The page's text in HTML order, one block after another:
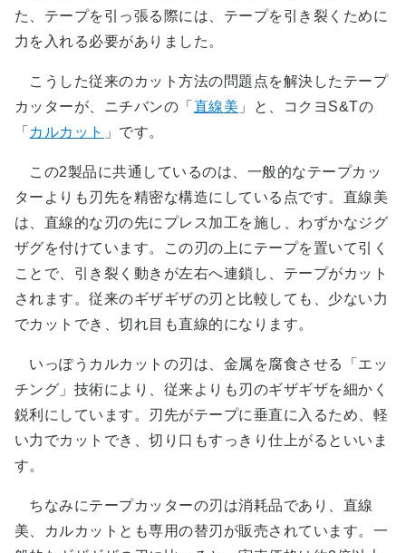
た、テープを引っ張る際には、テープを引き裂くために
力を入れる必要がありました。
こうした従来のカット方法の問題点を解決したテープ
カッターが、ニチバンの「 直線美 」と、コクヨS&Tの
「 カルカット 」です。
この2製品に共通しているのは、一般的なテープカッ
ターよりも刃先を精密な構造にしている点です。直線美
は、直線的な刃の先にプレス加工を施し、わずかなジグ
ザグを付けています。この刃の上にテープを置いて引く
ことで、引き裂く動きが左右へ連鎖し、テープがカット
されます。従来のギザギザの刃と比較しても、少ない力
でカットでき、切れ目も直線的になります。
いっぽうカルカットの刃は、金属を腐食させる「エッ
チング」技術により、従来よりも刃のギザギザを細かく
鋭利にしています。刃先がテープに垂直に入るため、軽
い力でカットでき、切り口もすっきり仕上がるといいま
す。
ちなみにテープカッターの刃は消耗品であり、直線
美、カルカットとも専用の替刃が販売されています。一